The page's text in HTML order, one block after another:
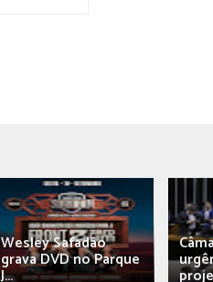
Wesley Safadão
grava DVD no Parque
J...